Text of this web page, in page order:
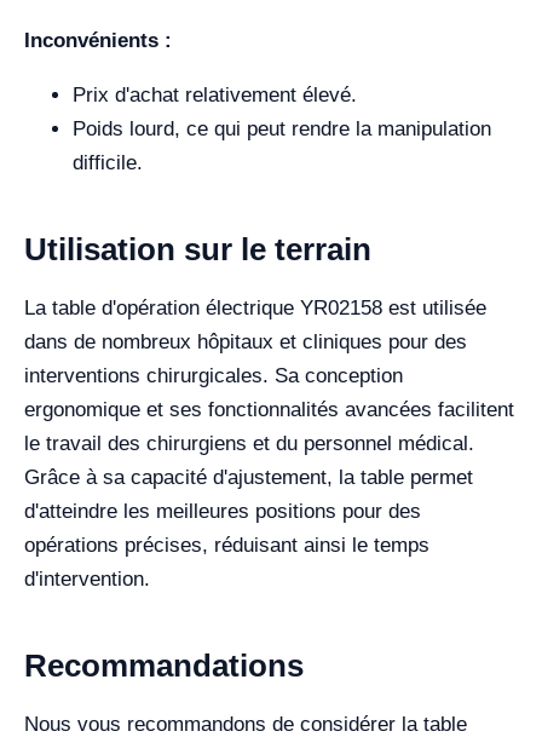
Inconvénients :
Prix d'achat relativement élevé.
Poids lourd, ce qui peut rendre la manipulation
difficile.
Utilisation sur le terrain
La table d'opération électrique YR02158 est utilisée
dans de nombreux hôpitaux et cliniques pour des
interventions chirurgicales. Sa conception
ergonomique et ses fonctionnalités avancées facilitent
le travail des chirurgiens et du personnel médical.
Grâce à sa capacité d'ajustement, la table permet
d'atteindre les meilleures positions pour des
opérations précises, réduisant ainsi le temps
d'intervention.
Recommandations
Nous vous recommandons de considérer la table